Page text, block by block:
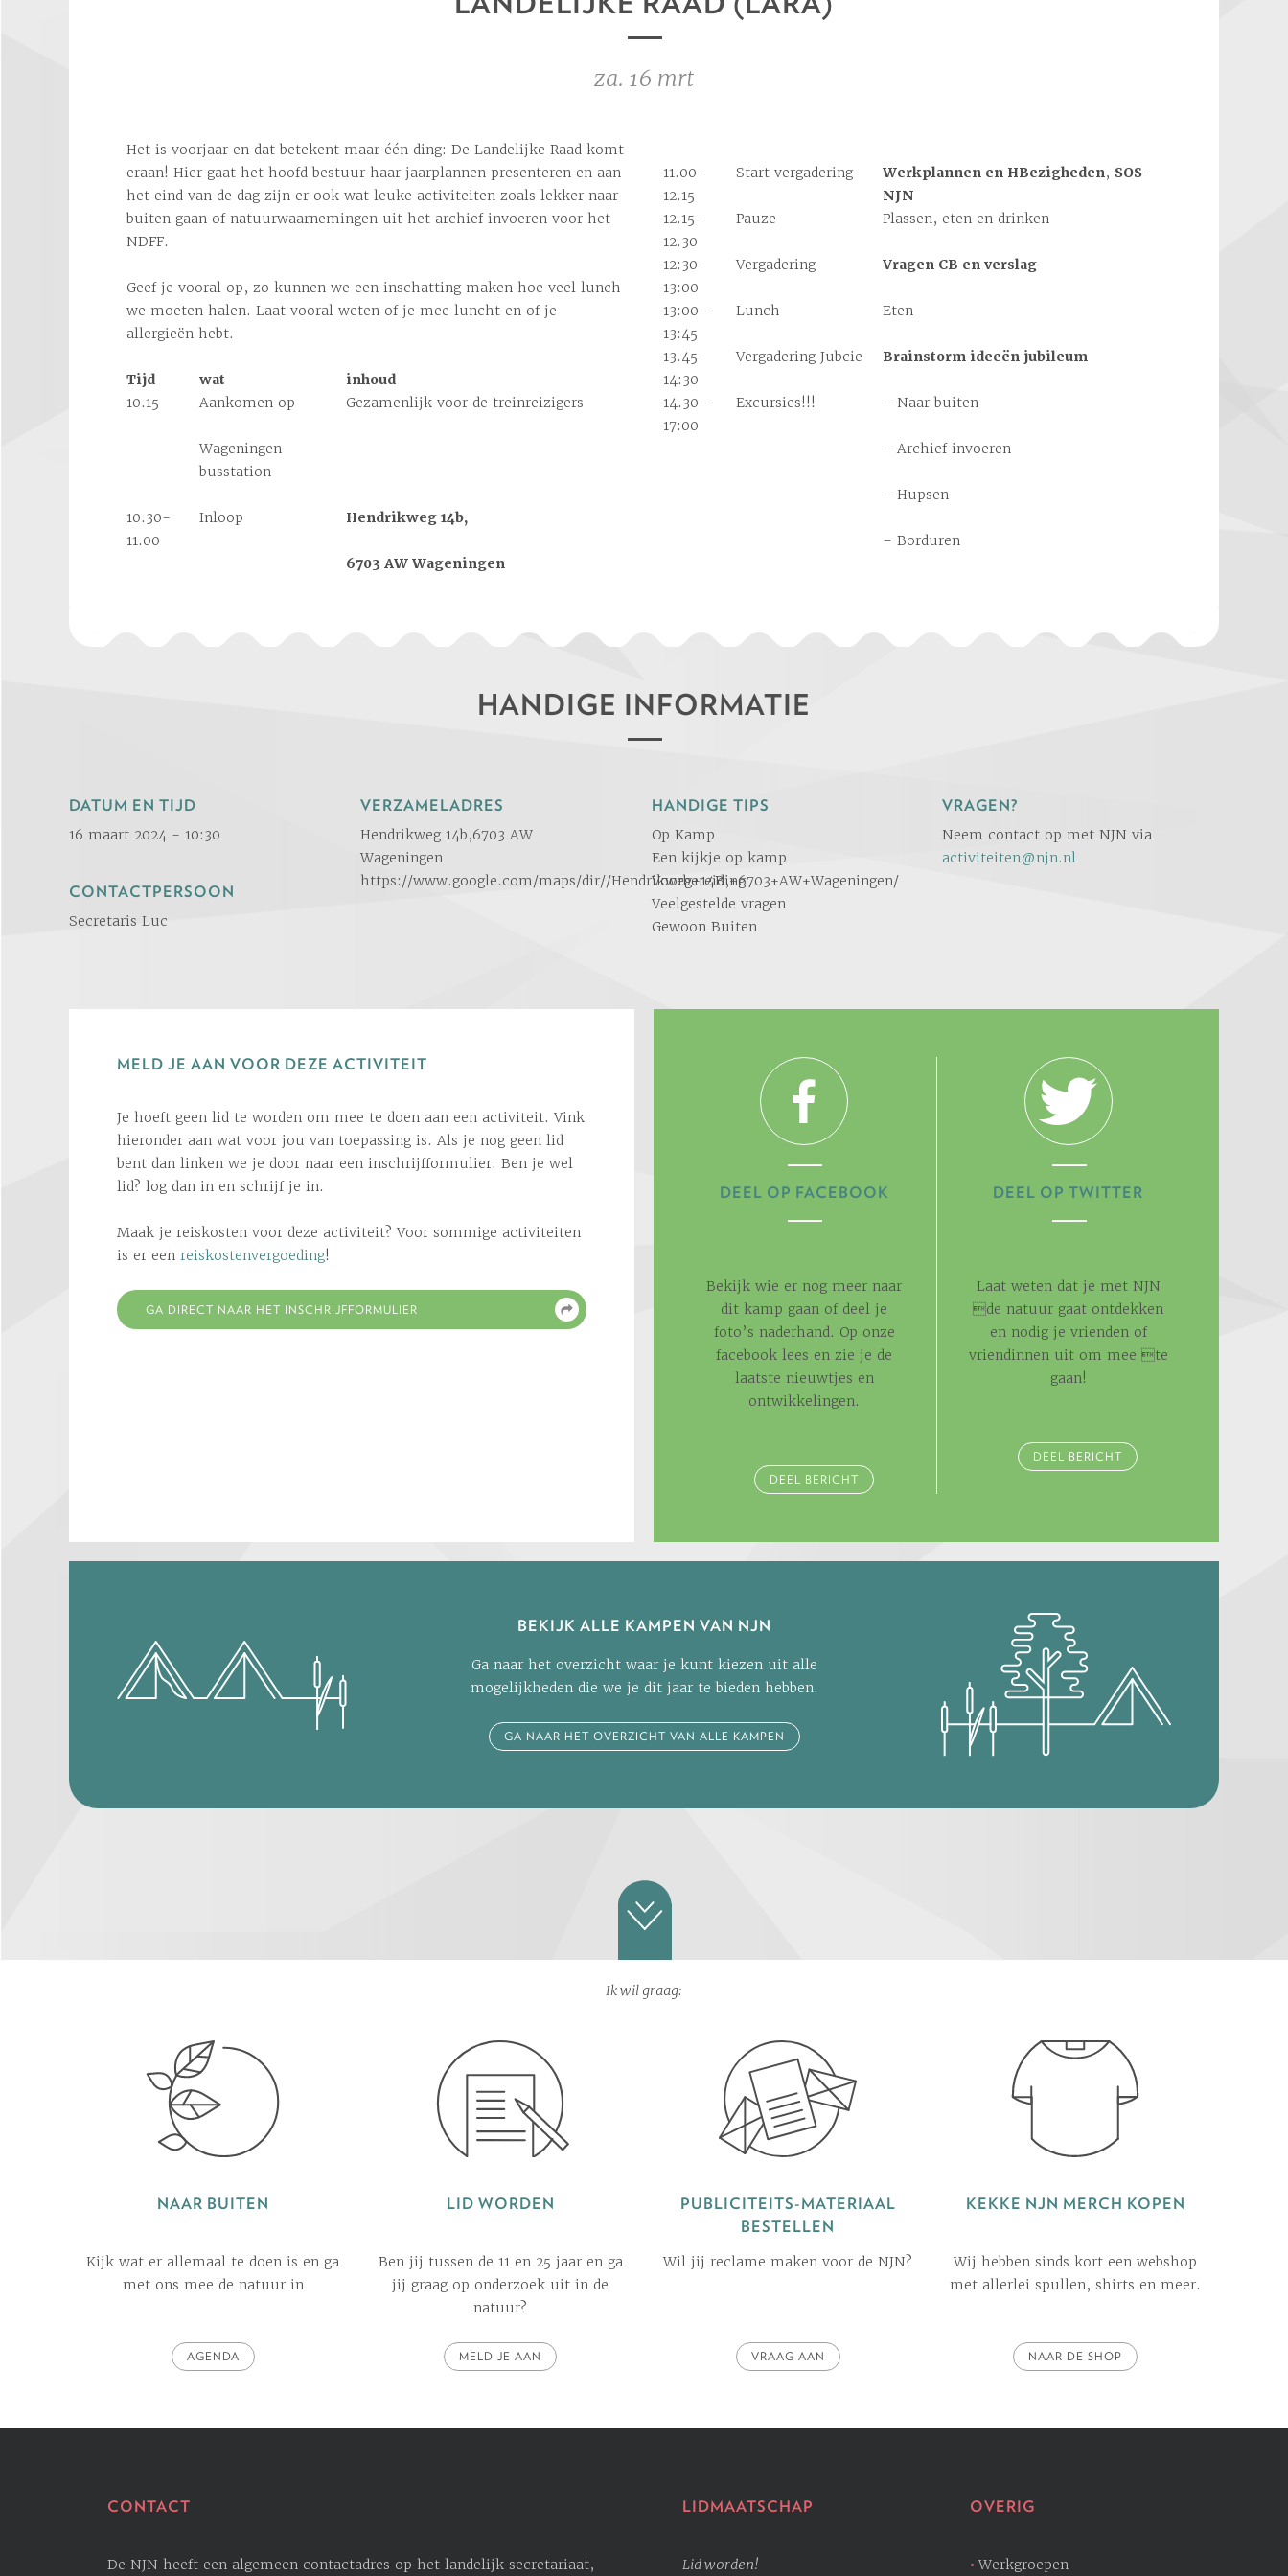
za. 16 mrt
Het is voorjaar en dat betekent maar één ding: De Landelijke Raad komt
eraan! Hier gaat het hoofd bestuur haar jaarplannen presenteren en aan
het eind van de dag zijn er ook wat leuke activiteiten zoals lekker naar
buiten gaan of natuurwaarnemingen uit het archief invoeren voor het
NDFF.
Geef je vooral op, zo kunnen we een inschatting maken hoe veel lunch
we moeten halen. Laat vooral weten of je mee luncht en of je
allergieën hebt.
Tijd wat
inhoud
10.15
Aankomen op
Wageningen
busstation
Gezamenlijk voor de treinreizigers
10.30-
11.00
Inloop Hendrikweg 14b,
6703 AW Wageningen
11.00-
12.15
Start vergadering Werkplannen en HBezigheden, SOS-
NJN
12.15-
12.30
Pauze Plassen, eten en drinken
12:30-
13:00
Vergadering Vragen CB en verslag
13:00-
13:45
Lunch Eten
13.45-
14:30
Vergadering Jubcie Brainstorm ideeën jubileum
14.30-
17:00
Excursies!!! – Naar buiten
– Archief invoeren
– Hupsen
– Borduren
HANDIGE INFORMATIE
DATUM EN TIJD
16 maart 2024 - 10:30
CONTACTPERSOON
Secretaris Luc
VERZAMELADRES
Hendrikweg 14b,6703 AW
Wageningen
https://www.google.com/maps/dir//Hendrikweg+14B,+6703+AW+Wageningen/
HANDIGE TIPS
Op Kamp
Een kijkje op kamp
Voorbereiding
Veelgestelde vragen
Gewoon Buiten
VRAGEN?
Neem contact op met NJN via
activiteiten@njn.nl
MELD JE AAN VOOR DEZE ACTIVITEIT
Je hoeft geen lid te worden om mee te doen aan een activiteit. Vink
hieronder aan wat voor jou van toepassing is. Als je nog geen lid
bent dan linken we je door naar een inschrijfformulier. Ben je wel
lid? log dan in en schrijf je in.
Maak je reiskosten voor deze activiteit? Voor sommige activiteiten
is er een reiskostenvergoeding!
DEEL OP FACEBOOK
Bekijk wie er nog meer naar
dit kamp gaan of deel je
foto’s naderhand. Op onze
facebook lees en zie je de
laatste nieuwtjes en
ontwikkelingen.
DEEL BERICHT
DEEL OP TWITTER
Laat weten dat je met NJN
de natuur gaat ontdekken
en nodig je vrienden of
vriendinnen uit om mee te
gaan!
DEEL BERICHT
BEKIJK ALLE KAMPEN VAN NJN
Ga naar het overzicht waar je kunt kiezen uit alle
mogelijkheden die we je dit jaar te bieden hebben.
GA NAAR HET OVERZICHT VAN ALLE KAMPEN
Ik wil graag:
NAAR BUITEN
Kijk wat er allemaal te doen is en ga
met ons mee de natuur in
AGENDA
LID WORDEN
Ben jij tussen de 11 en 25 jaar en ga
jij graag op onderzoek uit in de
natuur?
MELD JE AAN
PUBLICITEITS-MATERIAAL
BESTELLEN
Wil jij reclame maken voor de NJN?
VRAAG AAN
KEKKE NJN MERCH KOPEN
Wij hebben sinds kort een webshop
met allerlei spullen, shirts en meer.
NAAR DE SHOP
CONTACT
De NJN heeft een algemeen contactadres op het landelijk secretariaat,
LIDMAATSCHAP
Lid worden!
OVERIG
Werkgroepen